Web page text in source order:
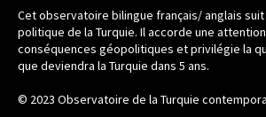
Cet observatoire bilingue français/ anglais suit
politique de la Turquie. Il accorde une
conséquences géopolitiques et privilégie la
que deviendra la Turquie dans 5 ans.
© 2023 Observatoire de la Turquie